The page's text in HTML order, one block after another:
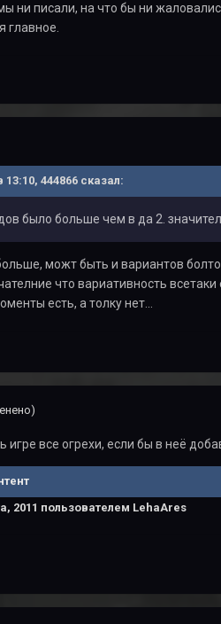
ни писали, на что бы ни
главное.
13:10, 444866 сказал:
было больше чем в да 2.
можт быть и вариантов
что вариативность
есть, а толку нет...
игре все огрехи, если бы в неё
2011 пользователем LehaAres